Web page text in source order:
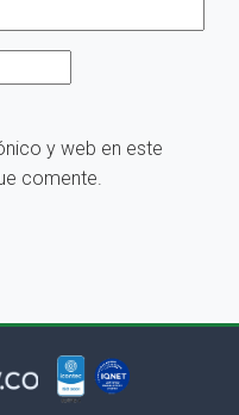
y web en este
comente.